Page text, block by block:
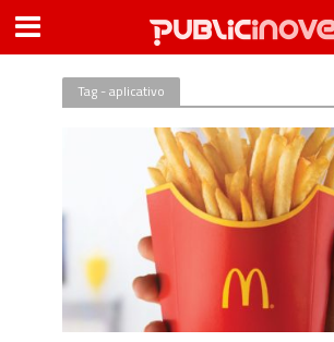
Tag - aplicativo